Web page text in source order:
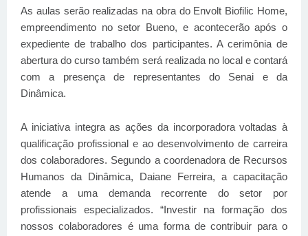
As aulas serão realizadas na obra do Envolt Biofilic Home,
empreendimento no setor Bueno, e acontecerão após o
expediente de trabalho dos participantes. A cerimônia de
abertura do curso também será realizada no local e contará
com a presença de representantes do Senai e da
Dinâmica.
A iniciativa integra as ações da incorporadora voltadas à
qualificação profissional e ao desenvolvimento de carreira
dos colaboradores. Segundo a coordenadora de Recursos
Humanos da Dinâmica, Daiane Ferreira, a capacitação
atende a uma demanda recorrente do setor por
profissionais especializados. “Investir na formação dos
nossos colaboradores é uma forma de contribuir para o